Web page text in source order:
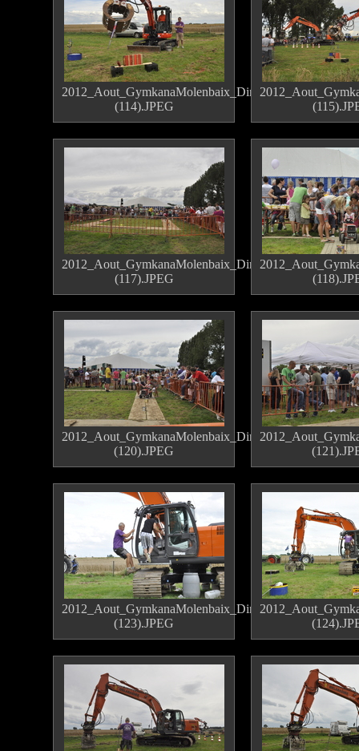
2012_Aout_GymkanaMolenbaix_Dimanche
(114).JPEG
2012_Aout_GymkanaMolenbaix_Dimanche
(117).JPEG
2012_Aout_GymkanaMolenbaix_Dimanche
(120).JPEG
2012_Aout_GymkanaMolenbaix_Dimanche
(123).JPEG